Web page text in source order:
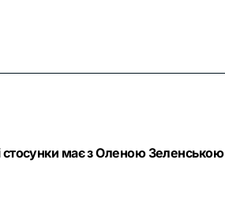
стосунки має з Оленою Зеленською